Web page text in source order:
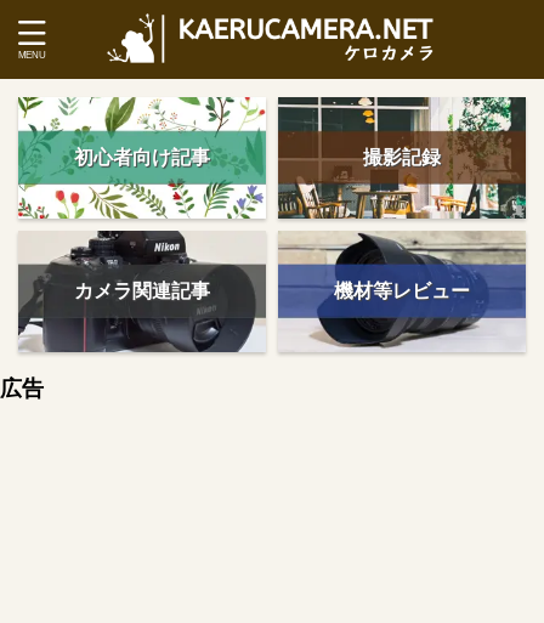
初心者向け記事 撮影記録
カメラ関連記事 機材等レビュー
広告